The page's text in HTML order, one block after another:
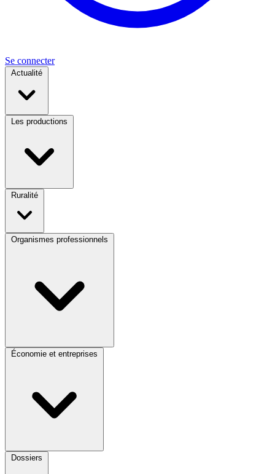
Se connecter
Actualité
Les productions
Ruralité
Organismes professionnels
Économie et entreprises
Dossiers